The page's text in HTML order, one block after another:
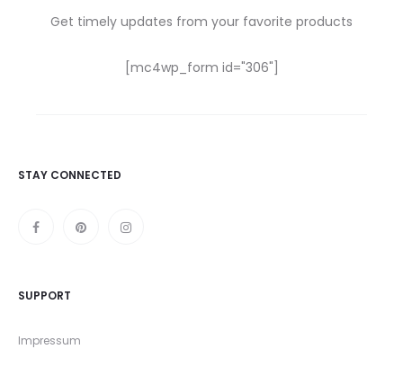
Get timely updates from your favorite products
[mc4wp_form id="306"]
STAY CONNECTED
SUPPORT
Impressum